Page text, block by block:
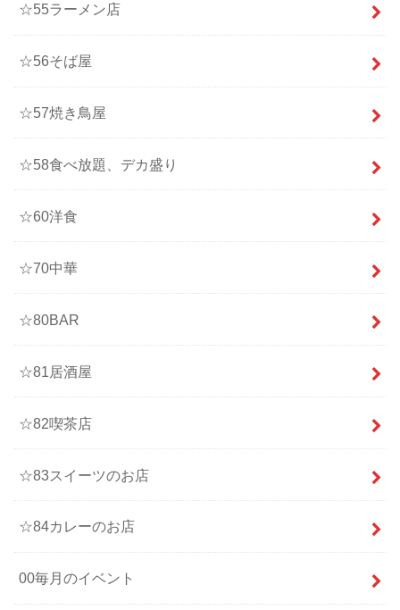
☆55ラーメン店
☆56そば屋
☆57焼き鳥屋
☆58食べ放題、デカ盛り
☆60洋食
☆70中華
☆80BAR
☆81居酒屋
☆82喫茶店
☆83スイーツのお店
☆84カレーのお店
00毎月のイベント